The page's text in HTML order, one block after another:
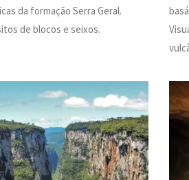
da formação Serra Geral.
de blocos e seixos.